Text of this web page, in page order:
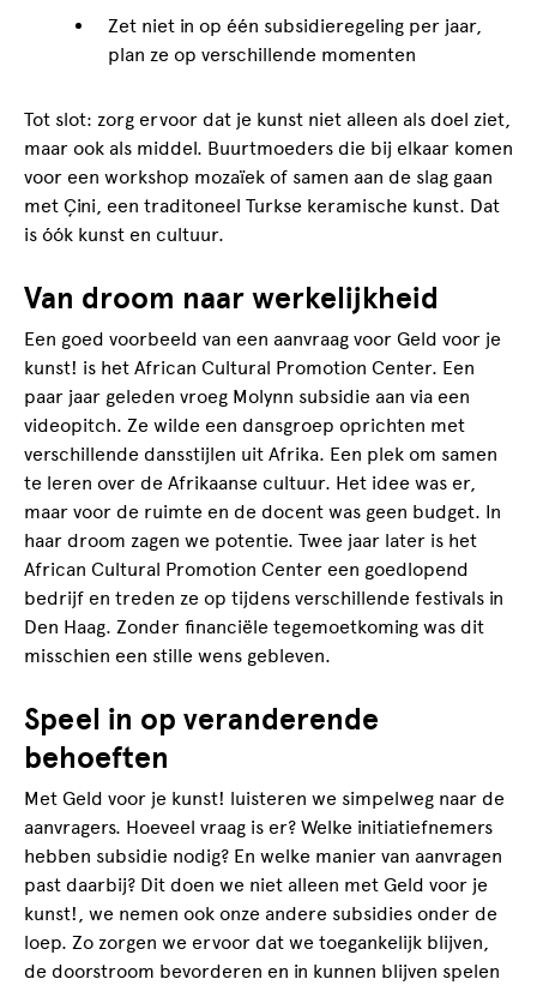
Zet niet in op één subsidieregeling per jaar,
plan ze op verschillende momenten
Tot slot: zorg ervoor dat je kunst niet alleen als doel ziet,
maar ook als middel. Buurtmoeders die bij elkaar komen
voor een workshop mozaïek of samen aan de slag gaan
met Çini, een traditoneel Turkse keramische kunst. Dat
is óók kunst en cultuur.
Van droom naar werkelijkheid
Een goed voorbeeld van een aanvraag voor Geld voor je
kunst! is het African Cultural Promotion Center. Een
paar jaar geleden vroeg Molynn subsidie aan via een
videopitch. Ze wilde een dansgroep oprichten met
verschillende dansstijlen uit Afrika. Een plek om samen
te leren over de Afrikaanse cultuur. Het idee was er,
maar voor de ruimte en de docent was geen budget. In
haar droom zagen we potentie. Twee jaar later is het
African Cultural Promotion Center een goedlopend
bedrijf en treden ze op tijdens verschillende festivals in
Den Haag. Zonder financiële tegemoetkoming was dit
misschien een stille wens gebleven.
Speel in op veranderende
behoeften
Met Geld voor je kunst! luisteren we simpelweg naar de
aanvragers. Hoeveel vraag is er? Welke initiatiefnemers
hebben subsidie nodig? En welke manier van aanvragen
past daarbij? Dit doen we niet alleen met Geld voor je
kunst!, we nemen ook onze andere subsidies onder de
loep. Zo zorgen we ervoor dat we toegankelijk blijven,
de doorstroom bevorderen en in kunnen blijven spelen